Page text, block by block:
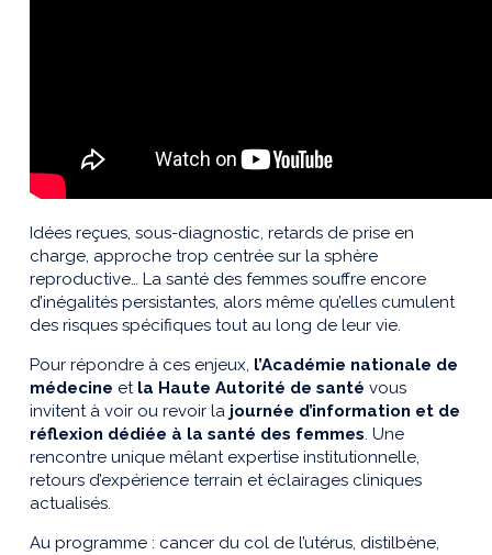
Idées reçues, sous-diagnostic, retards de prise en
charge, approche trop centrée sur la sphère
reproductive…​ La santé des femmes souffre encore
d’inégalités persistantes, alors même qu’elles cumulent
des risques spécifiques tout au long de leur vie.
Pour répondre à ces enjeux, l’Académie nationale de
médecine et la Haute Autorité de santé vous
invitent à voir ou revoir la journée d’information et de
réflexion dédiée à la santé des femmes. Une
rencontre unique mêlant expertise institutionnelle,
retours d’expérience terrain et éclairages cliniques
actualisés.​
Au programme : cancer du col de l’utérus, distilbène,